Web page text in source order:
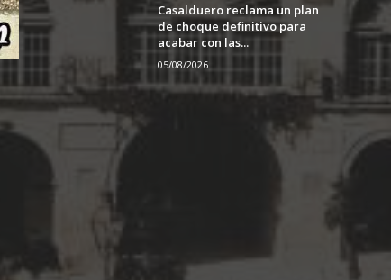
Casalduero reclama un plan
de choque definitivo para
acabar con las...
05/08/2026